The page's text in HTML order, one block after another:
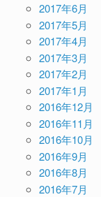
2017年6月
2017年5月
2017年4月
2017年3月
2017年2月
2017年1月
2016年12月
2016年11月
2016年10月
2016年9月
2016年8月
2016年7月